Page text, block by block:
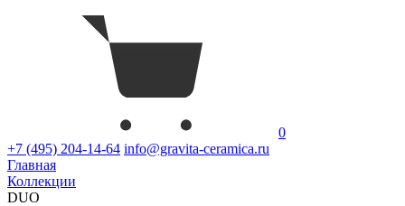
0
+7 (495) 204-14-64 info@gravita-ceramica.ru
Главная
Коллекции
DUO